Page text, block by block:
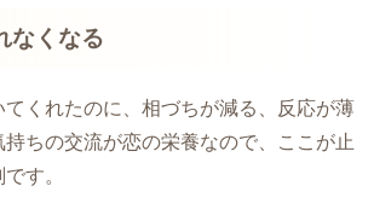
なくなる
てくれたのに、相づちが減る、反応が薄
ちの交流が恋の栄養なので、ここが止
す。